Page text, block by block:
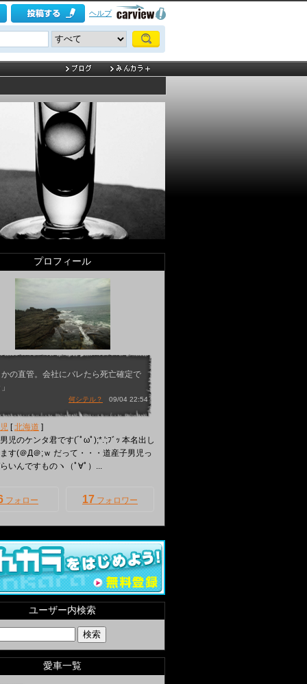
ヘルプ
プロフィール
かの直管。会社にバレたら死亡確定で
何シテル？ 09/04 22:54
[北海道 ]
児のケンタ君です(´ﾟωﾟ);*.';ﾌﾞｯ 本名出し
す(＠Д＠;ｗ だって・・・道産子男児っ
いんですものヽ（ﾟ∀ﾟ）...
フォロー 17 フォロワー
ユーザー内検索
愛車一覧